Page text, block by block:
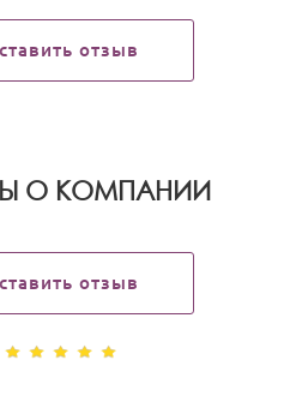
отзыв
О КОМПАНИИ
отзыв